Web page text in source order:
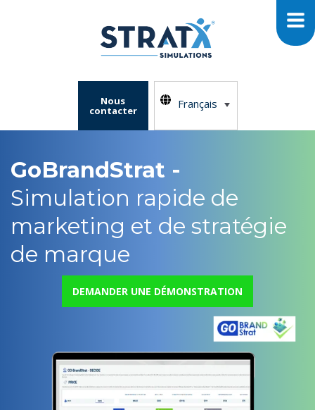
Nous
contacter Français
GoBrandStrat -
Simulation rapide de
marketing et de stratégie
de marque
DEMANDER UNE DÉMONSTRATION